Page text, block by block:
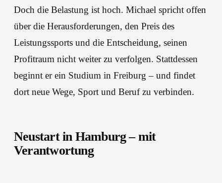
Doch die Belastung ist hoch. Michael spricht offen
über die Herausforderungen, den Preis des
Leistungssports und die Entscheidung, seinen
Profitraum nicht weiter zu verfolgen. Stattdessen
beginnt er ein Studium in Freiburg – und findet
dort neue Wege, Sport und Beruf zu verbinden.
Neustart in Hamburg – mit
Verantwortung